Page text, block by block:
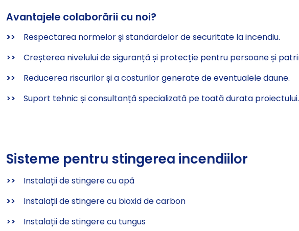
Avantajele colaborării cu noi?
>> Respectarea normelor și standardelor de securitate la incendiu.
>> Creșterea nivelului de siguranță și protecție pentru persoane și
>> Reducerea riscurilor și a costurilor generate de eventualele daune.
>> Suport tehnic și consultanță specializată pe toată durata proiectului.
Sisteme pentru stingerea incendiilor
>> Instalații de stingere cu apă
>> Instalații de stingere cu bioxid de carbon
>> Instalații de stingere cu tungus